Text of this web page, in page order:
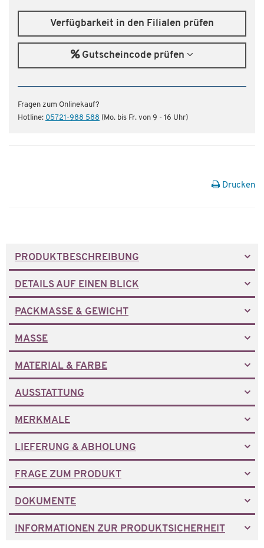
Verfügbarkeit in den Filialen prüfen
Gutscheincode prüfen
Fragen zum Onlinekauf?
Hotline: 05721-988 588 (Mo. bis Fr. von 9 - 16 Uhr)
Drucken
PRODUKTBESCHREIBUNG
DETAILS AUF EINEN BLICK
PACKMASSE & GEWICHT
MASSE
MATERIAL & FARBE
AUSSTATTUNG
MERKMALE
LIEFERUNG & ABHOLUNG
FRAGE ZUM PRODUKT
DOKUMENTE
INFORMATIONEN ZUR PRODUKTSICHERHEIT